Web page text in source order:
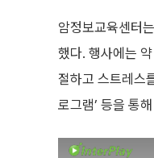
암정보교육센터
했다. 행사에는
절하고 스트레스
로그램’ 등을 통